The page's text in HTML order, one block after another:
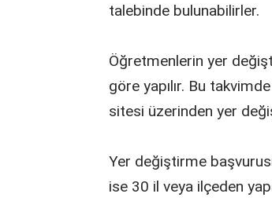
talebinde bulunabilirler.
Öğretmenlerin yer
göre yapılır. Bu
sitesi üzerinden yer
Yer değiştirme
ise 30 il veya ilçeden